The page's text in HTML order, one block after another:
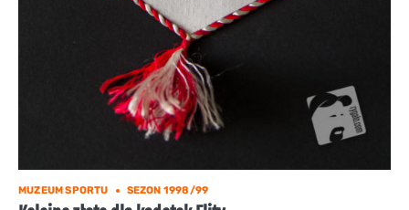
MUZEUM SPORTU SEZON 1998/99